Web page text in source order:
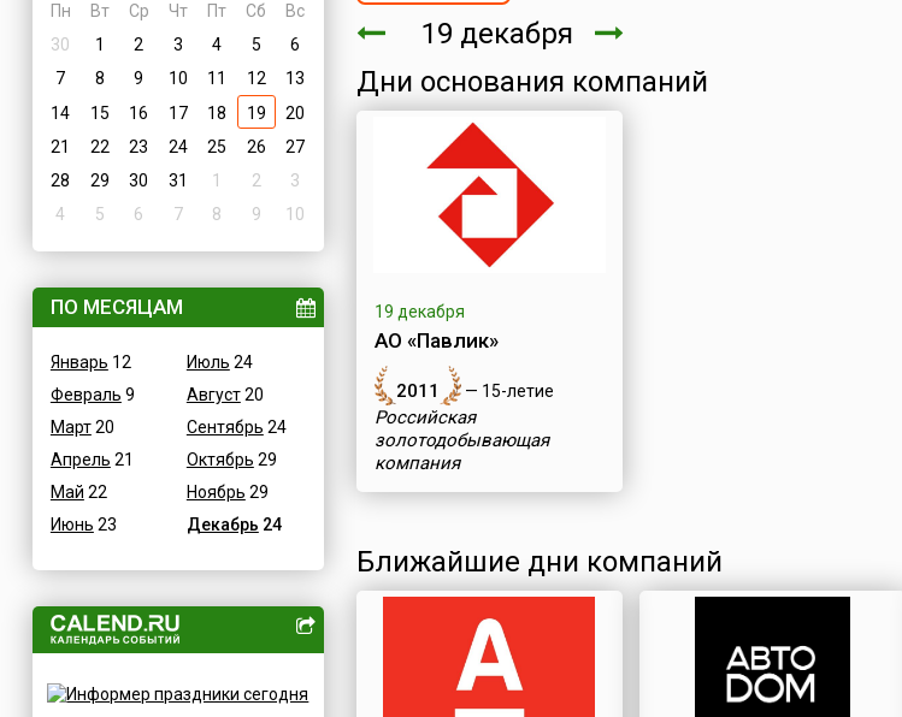
Пн
Вт Ср Чт Пт Сб
Вс
30
1 2 3 4 5
6
7
8 9 10 11 12
13
14
15 16 17 18 19
20
21
22 23 24 25 26
27
28
29 30 31 1 2
3
4
5 6 7 8 9 10
ПО МЕСЯЦАМ
Январь 12
Февраль 9
Март20
Апрель 21
Май 22
Июнь 23
Июль 24
Август20
Сентябрь 24
Октябрь 29
Ноябрь 29
Декабрь 24
19 декабря
Дни основания компаний
19 декабря
АО «Павлик»
2011 — 15-летие
Российская
золотодобывающая
компания
Ближайшие дни компаний